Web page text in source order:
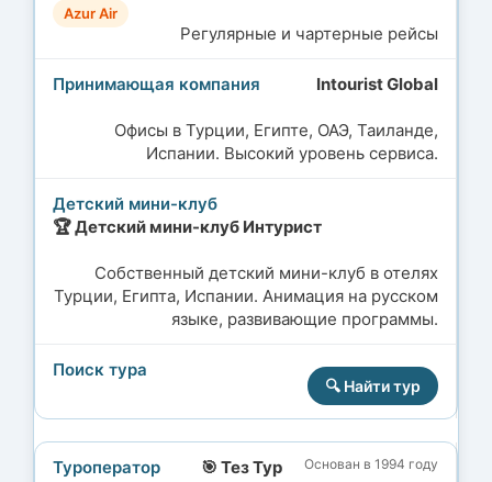
Azur Air
Регулярные и чартерные рейсы
Intourist Global
Офисы в Турции, Египте, ОАЭ, Таиланде,
Испании. Высокий уровень сервиса.
🏆 Детский мини-клуб Интурист
Собственный детский мини-клуб в отелях
Турции, Египта, Испании. Анимация на русском
языке, развивающие программы.
🔍 Найти тур
🎯 Тез Тур Основан в 1994 году